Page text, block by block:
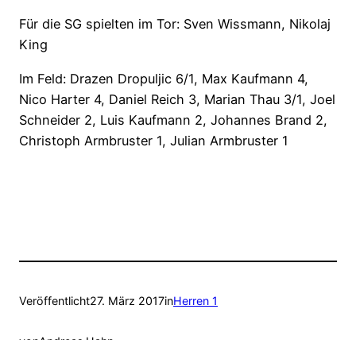
Für die SG spielten im Tor: Sven Wissmann, Nikolaj
King
Im Feld: Drazen Dropuljic 6/1, Max Kaufmann 4,
Nico Harter 4, Daniel Reich 3, Marian Thau 3/1, Joel
Schneider 2, Luis Kaufmann 2, Johannes Brand 2,
Christoph Armbruster 1, Julian Armbruster 1
Veröffentlicht27. März 2017inHerren 1